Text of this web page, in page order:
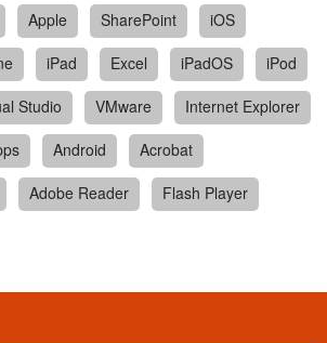
Apple SharePoint
iOS
iPad Excel iPadOS
iPod
Studio VMware
Internet Explorer
Android
Acrobat
Adobe Reader
Flash Player